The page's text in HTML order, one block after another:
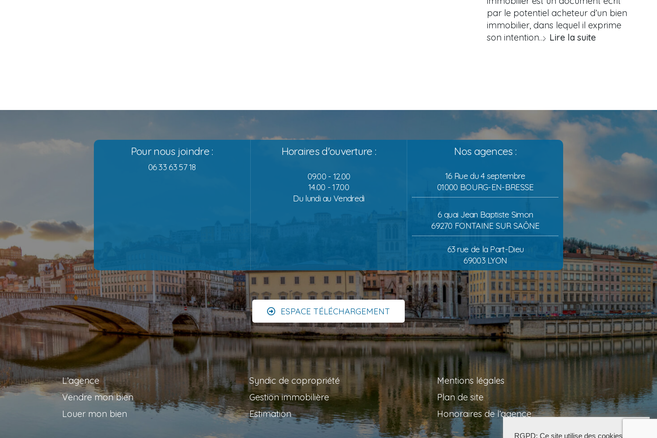
par le potentiel acheteur d’un bien
immobilier, dans lequel il exprime
son intention… Lire la suite
Pour nous joindre :
06 33 63 57 18
Horaires d'ouverture :
09.00 - 12.00
14.00 - 17.00
Du lundi au Vendredi
Nos agences :
16 Rue du 4 septembre
01000 BOURG-EN-BRESSE
6 quai Jean Baptiste Simon
69270 FONTAINE SUR SAÔNE
63 rue de la Part-Dieu
69003 LYON
ESPACE TÉLÉCHARGEMENT
L’agence
Vendre mon bien
Louer mon bien
Syndic de copropriété
Gestion immobilière
Estimation
Mentions légales
Plan de site
Honoraires de l’agence
RGPD: Ce site utilise des cookies pour